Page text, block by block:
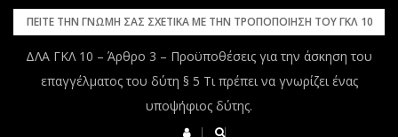
Skip
content
ΠΕΙΤΕ ΤΗΝ ΓΝΩΜΗ ΣΑΣ ΣΧΕΤΙΚΑ ΜΕ ΤΗΝ ΤΡΟΠΟΠΟΙΗΣΗ ΤΟΥ ΓΚΛ 10
ΔΛΑ ΓΚΛ 10 – Άρθρο 3 – Προϋποθέσεις για την άσκηση του
επαγγέλματος του δύτη § 5 Τι πρέπει να γνωρίζει ένας
υποψήφιος δύτης.